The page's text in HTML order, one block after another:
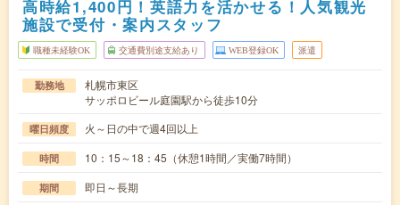
高時給1,400円！英語力を活かせる！人気観光
施設で受付・案内スタッフ
職種未経験OK 交通費別途支給あり WEB登録OK 派遣
勤務地
札幌市東区
サッポロビール庭園駅から徒歩10分
曜日頻度 火～日の中で週4回以上
時間 10：15～18：45（休憩1時間／実働7時間）
期間 即日～長期